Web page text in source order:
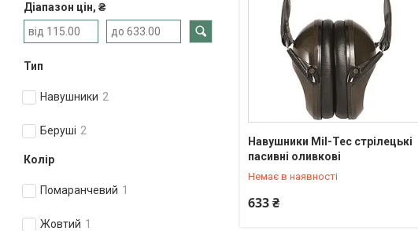
Діапазон цін, ₴
Тип
Навушники 2
Беруші 2
Колір
Помаранчевий 1
Жовтий 1
Навушники Mil-Tec стрілецькі
пасивні оливкові
Немає в наявності
633 ₴
+380 (95) 550-90-92